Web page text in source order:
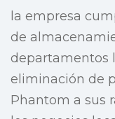
la empresa
de
departamentos
eliminación de
Phantom a sus